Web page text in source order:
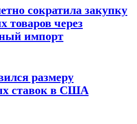
сократила закупку
товаров через
импорт
размеру
ставок в США